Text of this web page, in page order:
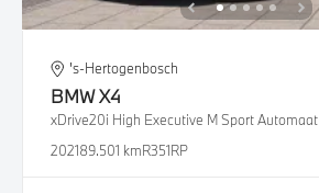
's-Hertogenbosch
BMWX4
xDrive20i High Executive M Sport Automaat
202189.501 kmR351RP